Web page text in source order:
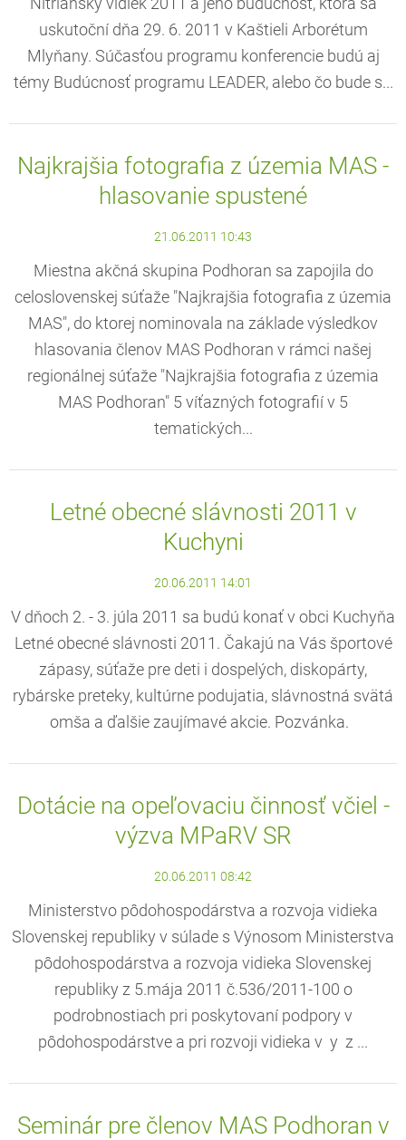
uskutoční dňa 29. 6. 2011 v Kaštieli Arborétum
Mlyňany. Súčasťou programu konferencie budú aj
témy Budúcnosť programu LEADER, alebo čo bude s...
Najkrajšia fotografia z územia MAS -
hlasovanie spustené
21.06.2011 10:43
Miestna akčná skupina Podhoran sa zapojila do
celoslovenskej súťaže "Najkrajšia fotografia z územia
MAS", do ktorej nominovala na základe výsledkov
hlasovania členov MAS Podhoran v rámci našej
regionálnej súťaže "Najkrajšia fotografia z územia
MAS Podhoran" 5 víťazných fotografií v 5
tematických...
Letné obecné slávnosti 2011 v
Kuchyni
20.06.2011 14:01
V dňoch 2. - 3. júla 2011 sa budú konať v obci Kuchyňa
Letné obecné slávnosti 2011. Čakajú na Vás športové
zápasy, súťaže pre deti i dospelých, diskopárty,
rybárske preteky, kultúrne podujatia, slávnostná svätá
omša a ďalšie zaujímavé akcie. Pozvánka.
Dotácie na opeľovaciu činnosť včiel -
výzva MPaRV SR
20.06.2011 08:42
Ministerstvo pôdohospodárstva a rozvoja vidieka
Slovenskej republiky v súlade s Výnosom Ministerstva
pôdohospodárstva a rozvoja vidieka Slovenskej
republiky z 5.mája 2011 č.536/2011-100 o
podrobnostiach pri poskytovaní podpory v
pôdohospodárstve a pri rozvoji vidieka v y z ...
Seminár pre členov MAS Podhoran v